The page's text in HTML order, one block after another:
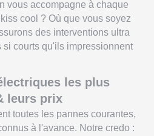
vous accompagne à chaque
cool ? Où que vous soyez
des interventions ultra
courts qu'ils impressionnent
les plus
leurs prix
toutes les pannes courantes,
à l'avance. Notre credo :